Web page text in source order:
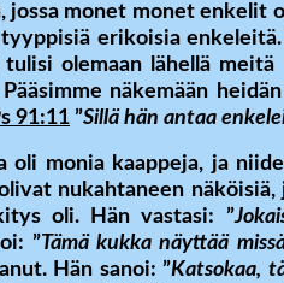
jossa monet monet enkelit
erikoisia
olemaan lähellä
näkemään
91:11 ”Sillä hän antaa
oli monia kaappeja, ja
nukahtaneen
oli. Hän vastasi: ”
”Tämä kukka näyttää
Hän sanoi:”Katsokaa,